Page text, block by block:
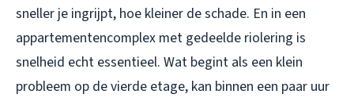
sneller je ingrijpt, hoe kleiner de schade. En in een
appartementencomplex met gedeelde riolering is
snelheid echt essentieel. Wat begint als een klein
probleem op de vierde etage, kan binnen een paar uur